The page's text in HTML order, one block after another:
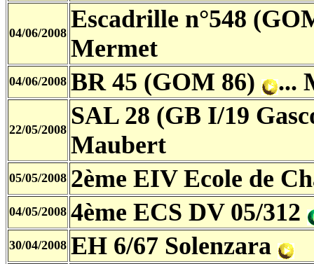
04/06/2008 Escadrille n°548
Mermet
04/06/2008 BR 45 (GOM 86) ...
22/05/2008 SAL 28 (GB I/19
Maubert
05/05/2008 2ème EIV Ecole de
04/05/2008 4ème ECS DV 05/312
30/04/2008 EH 6/67 Solenzara